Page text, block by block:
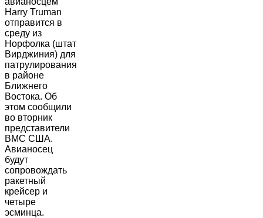
Harry Truman
отправится в
среду из
Норфолка (штат
Вирджиния) для
патрулирования
в районе
Ближнего
Востока. Об
этом сообщили
во вторник
представители
ВМС США.
Авианосец
будут
сопровождать
ракетный
крейсер и
четыре
эсминца.